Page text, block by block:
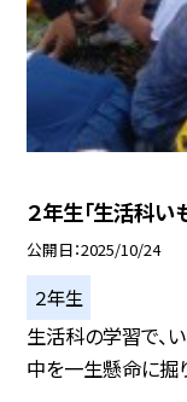
２年生「生活科い
公開日 2025/10/24
２年生
生活科の学習で、
中を一生懸命に掘